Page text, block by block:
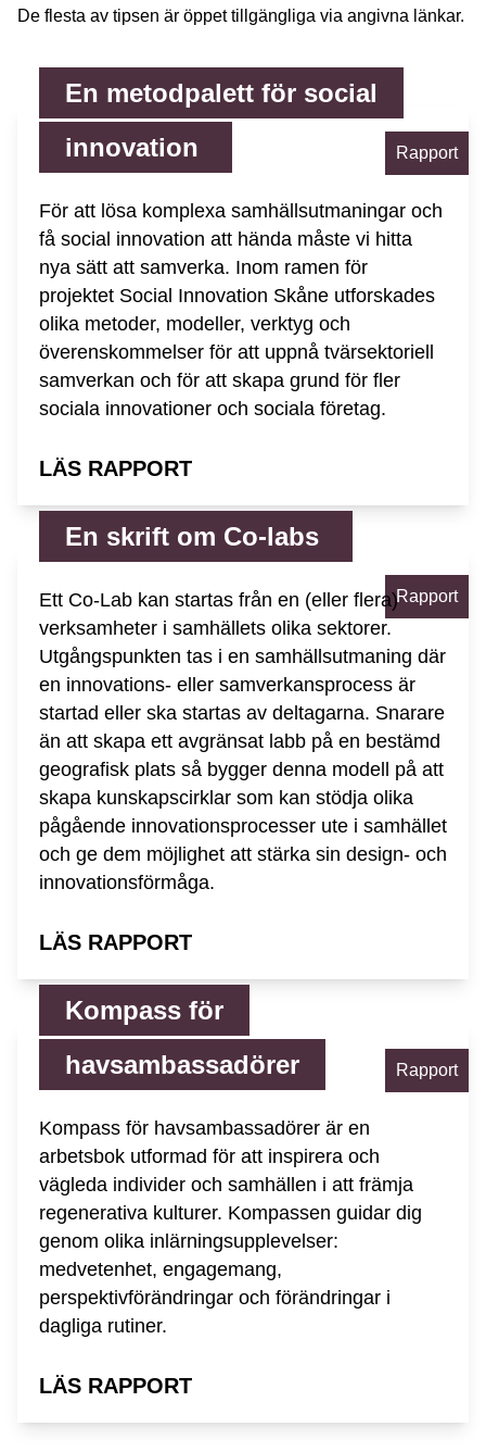
De flesta av tipsen är öppet tillgängliga via angivna länkar.
Rapport
En metodpalett för social
innovation
För att lösa komplexa samhällsutmaningar och
få social innovation att hända måste vi hitta
nya sätt att samverka. Inom ramen för
projektet Social Innovation Skåne utforskades
olika metoder, modeller, verktyg och
överenskommelser för att uppnå tvärsektoriell
samverkan och för att skapa grund för fler
sociala innovationer och sociala företag.
LÄS RAPPORT
Rapport
En skrift om Co-labs
Ett Co-Lab kan startas från en (eller flera)
verksamheter i samhällets olika sektorer.
Utgångspunkten tas i en samhällsutmaning där
en innovations- eller samverkansprocess är
startad eller ska startas av deltagarna. Snarare
än att skapa ett avgränsat labb på en bestämd
geografisk plats så bygger denna modell på att
skapa kunskapscirklar som kan stödja olika
pågående innovationsprocesser ute i samhället
och ge dem möjlighet att stärka sin design- och
innovationsförmåga.
LÄS RAPPORT
Rapport
Kompass för
havsambassadörer
Kompass för havsambassadörer är en
arbetsbok utformad för att inspirera och
vägleda individer och samhällen i att främja
regenerativa kulturer. Kompassen guidar dig
genom olika inlärningsupplevelser:
medvetenhet, engagemang,
perspektivförändringar och förändringar i
dagliga rutiner.
LÄS RAPPORT